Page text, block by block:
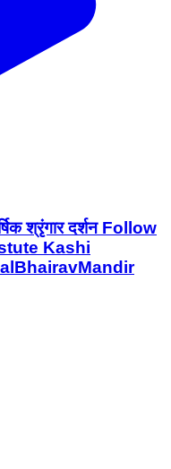
श्रृंगार दर्शन Follow
Kashi